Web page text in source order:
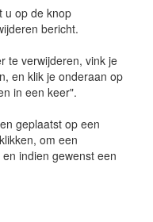
u op de knop
bericht.
te verwijderen, vink je
en klik je onderaan op
in een keer".
geplaatst op een
om een
indien gewenst een